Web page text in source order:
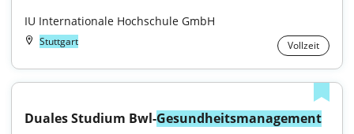
IU Internationale Hochschule GmbH
Stuttgart Vollzeit
Duales Studium Bwl-Gesundheitsmanagement